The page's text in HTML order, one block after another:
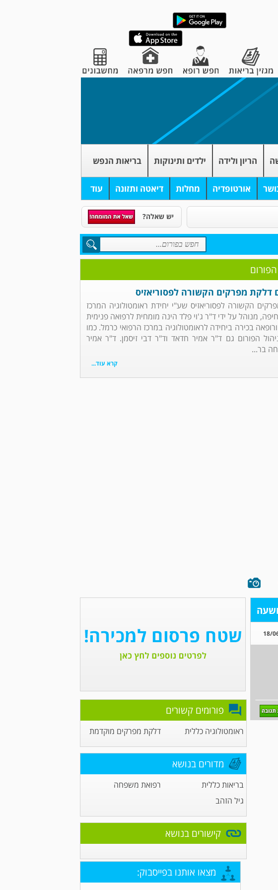
הריון ולידה ילדים ותינוקות בריאות הנפש
אורטופדיה מחלות דיאטה ותזונה עוד
יש שאלה?
דלקת מפרקים הקשורה לפסוריאזיס
הקשורה לפסוריאזיס שע"י יחידת ראומטולוגיה המרכז
מנוהל על ידי ד"ר ג'וי פלד הינה מומחית לרפואה פנימית
ורופאה בכירה ביחידה לראומטולוגיה במרכז הרפואי כרמל. כמו
הפורום גם ד"ר אמיר חדאד וד"ר דבי זיסמן. ד"ר אמיר
בר...
קרא עוד...
ושעה
פורומים קשורים
ראומטולוגיה כללית דלקת מפרקים מוקדמת
מדורים בנושא
בריאות כללית
רפואת משפחה
גיל הזהב
קישורים בנושא
מצאו אותנו בפייסבוק: